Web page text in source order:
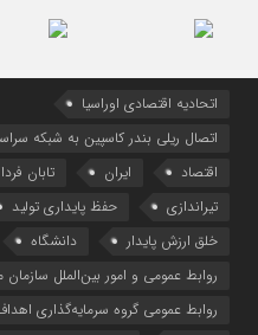
اتحادیه اقتصادی اوراسیا
اتصال ریلی بندر کاسپین به شبکه
اقتصاد
ایران تابان فردا
تیراندازی
حفظ پایداری تولید
خلق ارزش پایدار
دانشگاه
روابط عمومی و امور بین‌الملل سازمان
روابط عمومی گروه سرمایه‌گذاری